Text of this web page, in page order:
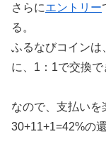
さらにエントリー
る。
ふるなびコインは
に、1：1で交換で
なので、支払いを
30+11+1=42%の